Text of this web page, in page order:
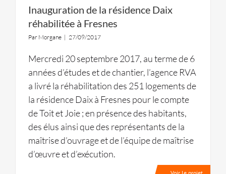
Inauguration de la résidence Daix
réhabilitée à Fresnes
Par Morgane | 27/09/2017
Mercredi 20 septembre 2017, au terme de 6
années d’études et de chantier, l’agence RVA
a livré la réhabilitation des 251 logements de
la résidence Daix à Fresnes pour le compte
de Toit et Joie ; en présence des habitants,
des élus ainsi que des représentants de la
maîtrise d’ouvrage et de l’équipe de maîtrise
d’œuvre et d’exécution.